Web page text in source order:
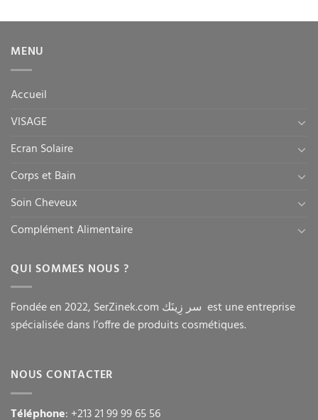
MENU
Accueil
VISAGE
Ecran Solaire
Corps et Bain
Soin Cheveux
Complément Alimentaire
QUI SOMMES NOUS ?
Fondée en 2022, SerZinek.com سر زِينَك est une entreprise
spécialisée dans l’offre de produits cosmétiques.
NOUS CONTACTER
Téléphone: +213 21 99 99 65 56